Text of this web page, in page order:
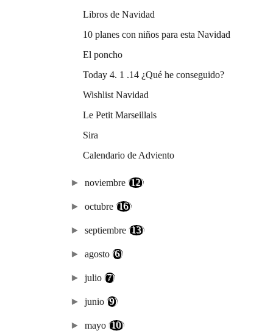
Libros de Navidad
10 planes con niños para esta Navidad
El poncho
Today 4. 1 .14 ¿Qué he conseguido?
Wishlist Navidad
Le Petit Marseillais
Sira
Calendario de Adviento
►noviembre (12)
►octubre (16)
►septiembre (13)
►agosto(6)
►julio(7)
►junio(9)
►mayo (10)